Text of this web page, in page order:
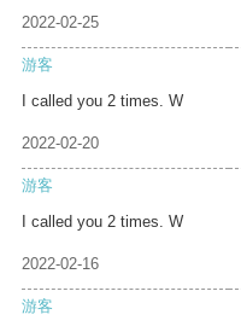
2022-02-25
游客
I called you 2 times. W
2022-02-20
游客
I called you 2 times. W
2022-02-16
游客